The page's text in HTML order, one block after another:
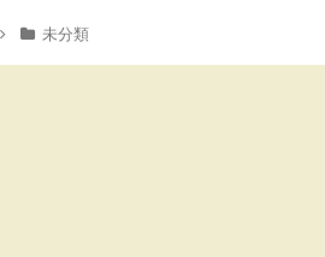
未分類